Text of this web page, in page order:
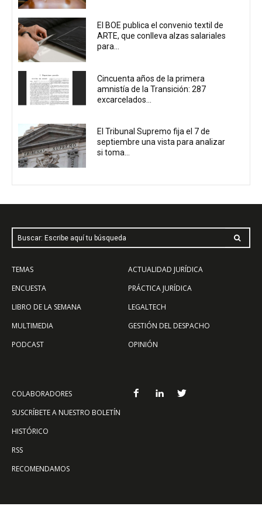
El BOE publica el convenio textil de
ARTE, que conlleva alzas salariales
para...
Cincuenta años de la primera
amnistía de la Transición: 287
excarcelados...
El Tribunal Supremo fija el 7 de
septiembre una vista para analizar
si toma...
Buscar: Escribe aquí tu búsqueda
TEMAS
ENCUESTA
LIBRO DE LA SEMANA
MULTIMEDIA
PODCAST
ACTUALIDAD JURÍDICA
PRÁCTICA JURÍDICA
LEGALTECH
GESTIÓN DEL DESPACHO
OPINIÓN
COLABORADORES
SUSCRÍBETE A NUESTRO BOLETÍN
HISTÓRICO
RSS
RECOMENDAMOS